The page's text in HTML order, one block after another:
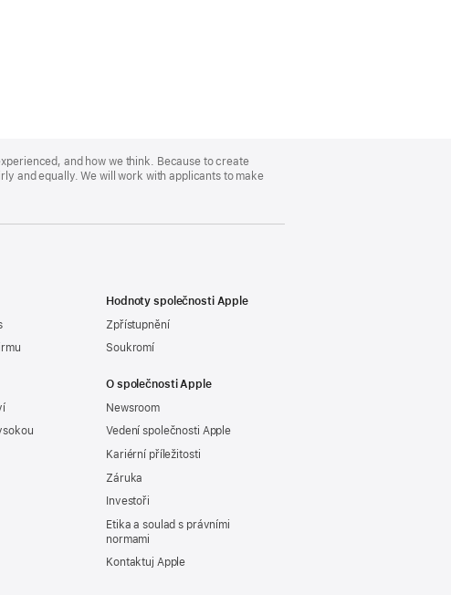
and how we think. Because to create
and equally. We will work with applicants to make
Hodnoty společnosti Apple
Zpřístupnění
Soukromí
O společnosti Apple
Newsroom
Vedení společnosti Apple
Kariérní příležitosti
Záruka
Investoři
Etika a soulad s právními
normami
Kontaktuj Apple